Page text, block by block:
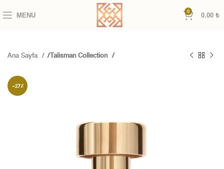
MENU 0 0.00 ₺
Ana Sayfa Talisman Collection
-27%